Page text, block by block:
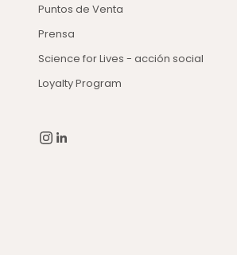
Puntos de Venta
Prensa
Science for Lives - acción social
Loyalty Program